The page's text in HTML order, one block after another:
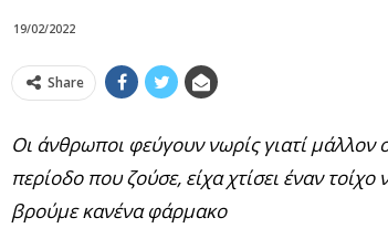
19/02/2022
Share
Οι άνθρωποι φεύγουν νωρίς γιατί
περίοδο που ζούσε, είχα χτίσει έναν
βρούμε κανένα φάρμακο